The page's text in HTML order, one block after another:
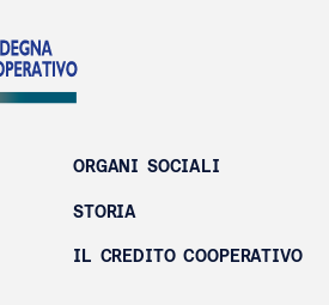
ORGANI SOCIALI
STORIA
IL CREDITO COOPERATIVO